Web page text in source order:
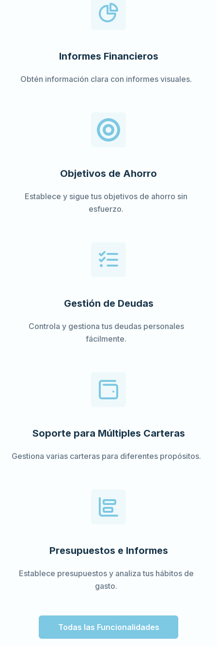
Informes Financieros
Obtén información clara con informes visuales.
Objetivos de Ahorro
Establece y sigue tus objetivos de ahorro sin
esfuerzo.
Gestión de Deudas
Controla y gestiona tus deudas personales
fácilmente.
Soporte para Múltiples Carteras
Gestiona varias carteras para diferentes propósitos.
Presupuestos e Informes
Establece presupuestos y analiza tus hábitos de
gasto.
Todas las Funcionalidades